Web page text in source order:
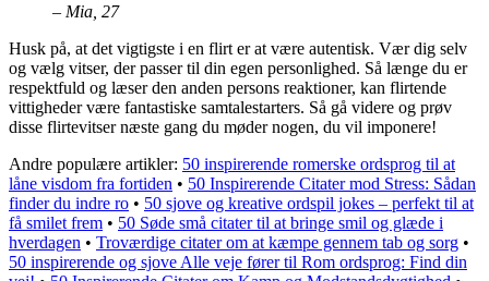
– Mia, 27
Husk på, at det vigtigste i en flirt er at være autentisk. Vær dig selv
og vælg vitser, der passer til din egen personlighed. Så længe du er
respektfuld og læser den anden persons reaktioner, kan flirtende
vittigheder være fantastiske samtalestarters. Så gå videre og prøv
disse flirtevitser næste gang du møder nogen, du vil imponere!
Andre populære artikler: 50 inspirerende romerske ordsprog til at
låne visdom fra fortiden • 50 Inspirerende Citater mod Stress: Sådan
finder du indre ro • 50 sjove og kreative ordspil jokes – perfekt til at
få smilet frem • 50 Søde små citater til at bringe smil og glæde i
hverdagen • Troværdige citater om at kæmpe gennem tab og sorg •
50 inspirerende og sjove Alle veje fører til Rom ordsprog: Find din